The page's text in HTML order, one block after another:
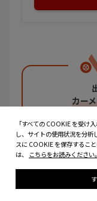
カー
カ
「すべての COOKIE を受け
し、サイトの使用状況を分析
スに COOKIE を保存するこ
は、
こちらをお読みください。